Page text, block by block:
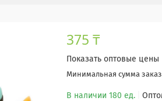
375 ₸
Показать оптовые цены
Минимальная сумма
В наличии 180 ед.